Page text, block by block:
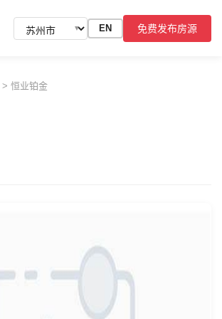
▼ EN 免费发布房源
> 恒业铂金